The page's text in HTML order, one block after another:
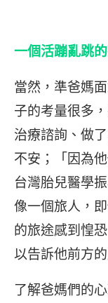
一個活蹦亂跳
當然，準爸媽
子的考量很多
治療諮詢、做
不安；「因為
台灣胎兒醫學
像一個旅人，
的旅途感到惶
以告訴他前方
了解爸媽們的